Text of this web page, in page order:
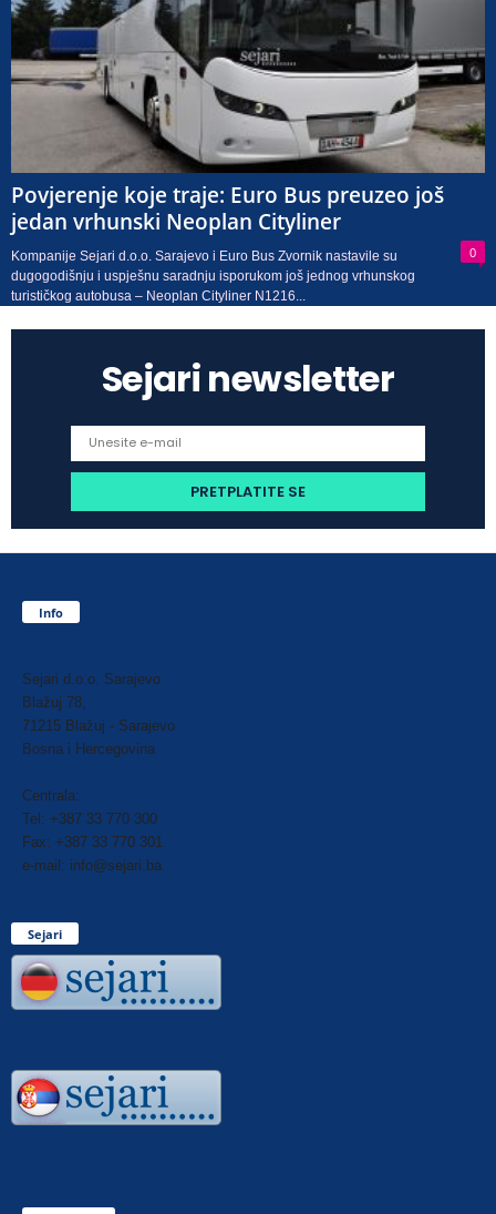
Povjerenje koje traje: Euro Bus preuzeo još
jedan vrhunski Neoplan Cityliner
0
Kompanije Sejari d.o.o. Sarajevo i Euro Bus Zvornik nastavile su
dugogodišnju i uspješnu saradnju isporukom još jednog vrhunskog
turističkog autobusa – Neoplan Cityliner N1216...
Sejari newsletter
Info
Sejari d.o.o. Sarajevo
Blažuj 78,
71215 Blažuj - Sarajevo
Bosna i Hercegovina
Centrala:
Tel: +387 33 770 300
Fax: +387 33 770 301
e-mail: info@sejari.ba
Sejari